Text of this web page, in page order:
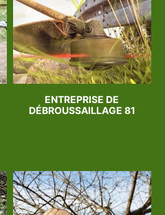
ENTREPRISE DE
DÉBROUSSAILLAGE 81